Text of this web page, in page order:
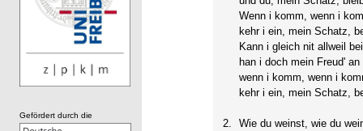
Wenn i komm, wenn i
kehr i ein, mein Schatz,
Kann i gleich nit allweil
han i doch mein Freud' an
wenn i komm, wenn i
kehr i ein, mein Schatz,
2.
Wie du weinst, wie du
Gefördert durch die